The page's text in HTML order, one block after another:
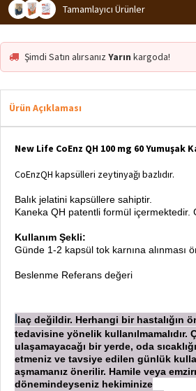
Tamamlayıcı Ürünler
Şimdi Satın alırsanızYarın kargoda!
Ürün Açıklaması
New Life CoEnz QH 100 mg 60 Yumuşak
CoEnzQH kapsülleri zeytinyağı bazlıdır.
Balık jelatini kapsüllere sahiptir.
Kaneka QH patentli formül içermektedir.
Kullanım Şekli:
Günde 1-2 kapsül tok karnına alınması
Beslenme Referans değeri
İlaç değildir. Herhangi bir hastalığın
tedavisine yönelik kullanılmamalıdır.
ulaşamayacağı bir yerde, oda
etmeniz ve tavsiye edilen günlük
aşmamanız önerilir. Hamile veya
dönemindeyseniz hekiminize